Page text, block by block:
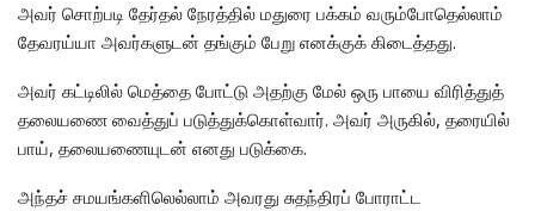
அவர் சொற்படி தேர்தல் நேரத்தில் மதுரை பக்கம் வரும்போதெல்லாம்
தேவரய்யா அவர்களுடன் தங்கும் பேறு எனக்குக் கிடைத்தது.
அவர் கட்டிலில் மெத்தை போட்டு அதற்கு மேல் ஒரு பாயை விரித்துத்
தலையணை வைத்துப் படுத்துக்கொள்வார். அவர் அருகில், தரையில்
பாய், தலையணையுடன் எனது படுக்கை.
அந்தச் சமயங்களிலெல்லாம் அவரது சுதந்திரப் போராட்ட